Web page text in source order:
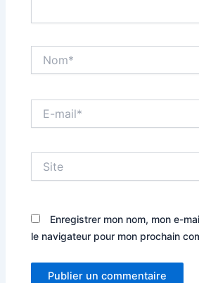
mail*
Enregistrer mon nom, mon e-
le navigateur pour mon prochain